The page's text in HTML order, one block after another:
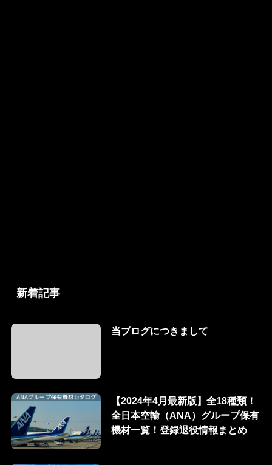
新着記事
当ブログにつきまして
【2024年4月最新版】全18種類！
全日本空輸（ANA）グループ保有
機材一覧！登録退役情報まとめ